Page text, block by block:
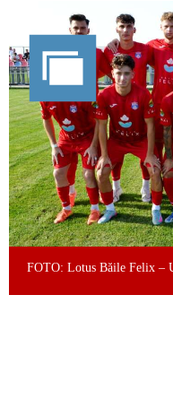
FOTO: Lotus Băile Felix –